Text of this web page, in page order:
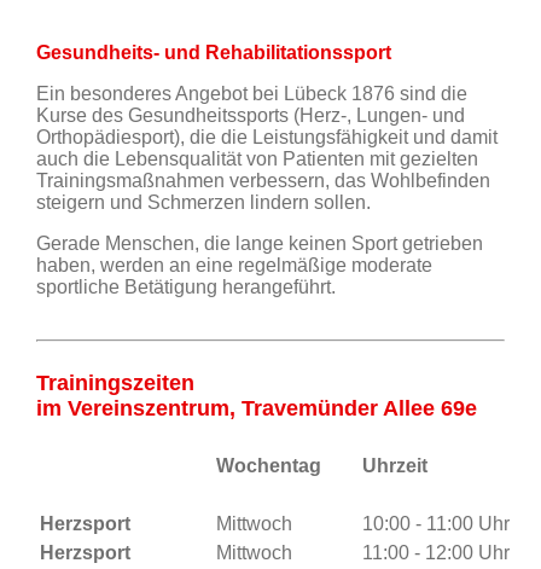
Gesundheits- und Rehabilitationssport
Ein besonderes Angebot bei Lübeck 1876 sind die
Kurse des Gesundheitssports (Herz-, Lungen- und
Orthopädiesport), die die Leistungsfähigkeit und damit
auch die Lebensqualität von Patienten mit gezielten
Trainingsmaßnahmen verbessern, das Wohlbefinden
steigern und Schmerzen lindern sollen.
Gerade Menschen, die lange keinen Sport getrieben
haben, werden an eine regelmäßige moderate
sportliche Betätigung herangeführt.
Trainingszeiten
im Vereinszentrum, Travemünder Allee 69e
Wochentag Uhrzeit
Herzsport Mittwoch
10:00 - 11:00 Uhr
Herzsport
Mittwoch
11:00 - 12:00 Uhr